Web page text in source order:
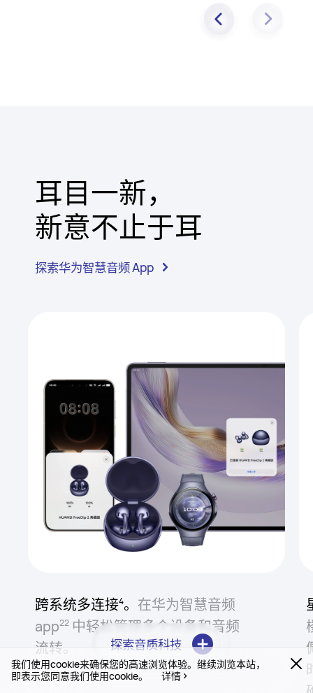
我们使用cookie来确保您的高速浏览体验。继续浏览本站，
即表示您同意我们使用cookie。
详情
探索音质科技
耳目一新，
新意不止于⁠耳
探索华为智慧音频 App
跨系统多连接⁠4。 在华为智慧音频
app⁠22中轻松管理多个设备和音频
流⁠转。